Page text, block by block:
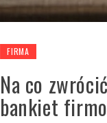
FIRMA
Na co
bankiet